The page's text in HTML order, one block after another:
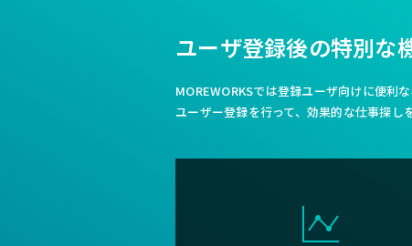
ユーザ登録後の特別な
MOREWORKSでは登録ユーザ向けに便利
ユーザー登録を行って、効果的な仕事探し